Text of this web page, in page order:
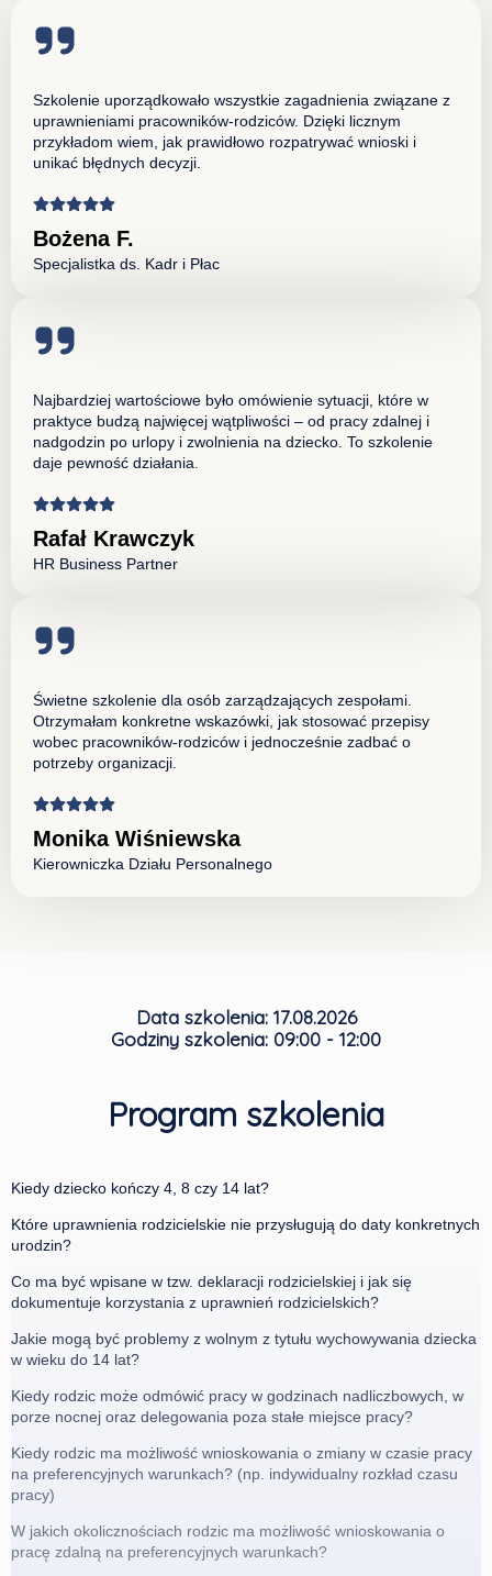
Szkolenie uporządkowało wszystkie zagadnienia związane z
uprawnieniami pracowników-rodziców. Dzięki licznym
przykładom wiem, jak prawidłowo rozpatrywać wnioski i
unikać błędnych decyzji.
Bożena F.
Specjalistka ds. Kadr i Płac
Najbardziej wartościowe było omówienie sytuacji, które w
praktyce budzą najwięcej wątpliwości – od pracy zdalnej i
nadgodzin po urlopy i zwolnienia na dziecko. To szkolenie
daje pewność działania.
Rafał Krawczyk
HR Business Partner
Świetne szkolenie dla osób zarządzających zespołami.
Otrzymałam konkretne wskazówki, jak stosować przepisy
wobec pracowników-rodziców i jednocześnie zadbać o
potrzeby organizacji.
Monika Wiśniewska
Kierowniczka Działu Personalnego
Data szkolenia: 17.08.2026
Godziny szkolenia: 09:00 - 12:00
Program szkolenia
Kiedy dziecko kończy 4, 8 czy 14 lat?
Które uprawnienia rodzicielskie nie przysługują do daty konkretnych
urodzin?
Co ma być wpisane w tzw. deklaracji rodzicielskiej i jak się
dokumentuje korzystania z uprawnień rodzicielskich?
Jakie mogą być problemy z wolnym z tytułu wychowywania dziecka
w wieku do 14 lat?
Kiedy rodzic może odmówić pracy w godzinach nadliczbowych, w
porze nocnej oraz delegowania poza stałe miejsce pracy?
Kiedy rodzic ma możliwość wnioskowania o zmiany w czasie pracy
na preferencyjnych warunkach? (np. indywidualny rozkład czasu
pracy)
W jakich okolicznościach rodzic ma możliwość wnioskowania o
pracę zdalną na preferencyjnych warunkach?